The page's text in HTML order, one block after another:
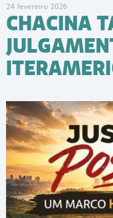
24 fevereiro 2026
CHACINA